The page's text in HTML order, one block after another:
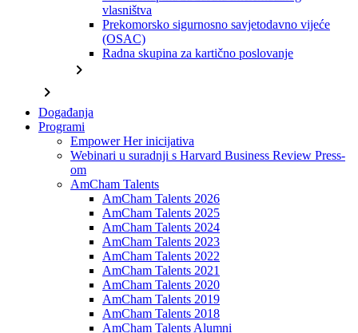
vlasništva
Prekomorsko sigurnosno savjetodavno vijeće
(OSAC)
Radna skupina za kartično poslovanje
chevron_right
chevron_right
Događanja
Programi
Empower Her inicijativa
Webinari u suradnji s Harvard Business Review Press-
om
AmCham Talents
AmCham Talents 2026
AmCham Talents 2025
AmCham Talents 2024
AmCham Talents 2023
AmCham Talents 2022
AmCham Talents 2021
AmCham Talents 2020
AmCham Talents 2019
AmCham Talents 2018
AmCham Talents Alumni